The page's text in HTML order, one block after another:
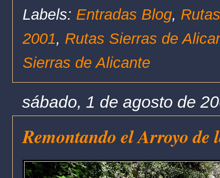
Labels: Entradas Blog,
2001, Rutas Sierras de
Sierras de Alicante
sábado, 1 de agosto de
Remontando el Arroyo